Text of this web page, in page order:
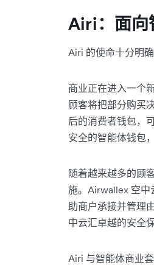
Airi：面向
Airi 的使命十分明
商业正在进入一个
顾客将把部分购买
后的消费者钱包，
安全的智能体钱包
随着越来越多的顾
施。Airwallex 空中
助商户承接并管理
中云汇卓越的安全
Airi 与智能体商业